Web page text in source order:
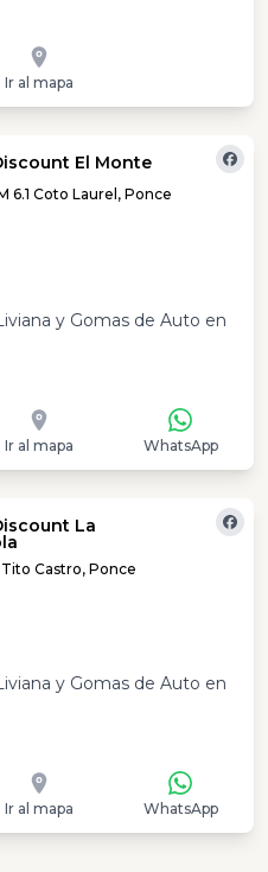
Ir al mapa
El Monte
6.1 Coto Laurel, Ponce
y Gomas de Auto en
Ir al mapa WhatsApp
La
Castro, Ponce
y Gomas de Auto en
Ir al mapa WhatsApp